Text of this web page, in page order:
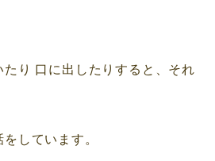
り 口に出したりすると、それ
しています。